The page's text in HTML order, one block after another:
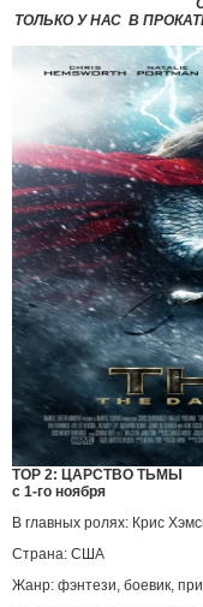
ТОЛЬКО У НАС В
ТОР 2: ЦАРСТВО ТЬМЫ
с 1-го ноября
В главных ролях: Крис
Страна: США
Жанр: фэнтези, боевик,